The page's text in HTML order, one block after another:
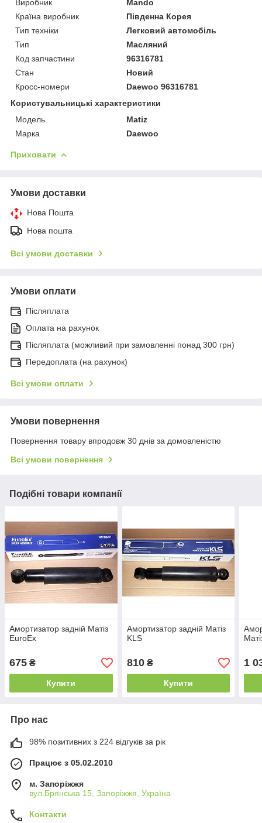
Виробник
Mando
Країна виробник
Південна Корея
Тип техніки
Легковий автомобіль
Тип
Масляний
Код запчастини
96316781
Стан
Новий
Кросс-номери
Daewoo 96316781
Користувальницькі характеристики
Модель
Matiz
Марка
Daewoo
Приховати
Умови доставки
Нова Пошта
Нова пошта
Всі умови доставки
Умови оплати
Післяплата
Оплата на рахунок
Післяплата (можливий при замовленні понад 300 грн)
Передоплата (на рахунок)
Всі умови оплати
Умови повернення
Повернення товару впродовж 30 днів за домовленістю
Всі умови повернення
Подібні товари компанії
Амортизатор задній Матіз
EuroEx
675 ₴
Купити
Амортизатор задній Матіз
KLS
810₴
Купити
1
Про нас
98% позитивних з 224 відгуків за рік
Працює з 05.02.2010
м. Запоріжжя
вул.Брянська 15, Запоріжжя, Україна
Контакти